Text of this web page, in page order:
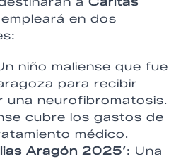
en dos
niño maliense que fue
para recibir
una neurofibromatosis.
cubre los gastos de
médico.
Aragón 2025’: Una